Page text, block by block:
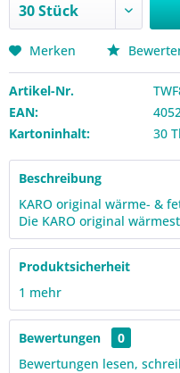
Merken
Artikel-Nr.
EAN:
Kartoninhalt:
30
Beschreibung
KARO original wärme- &
Die KARO original
Produktsicherheit
1 mehr
Bewertungen
0
Bewertungen lesen,